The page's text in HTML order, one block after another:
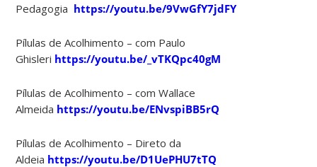
Pedagogia https://youtu.be/9VwGfY7jdFY
Pílulas de Acolhimento – com Paulo
Ghisleri https://youtu.be/_vTKQpc40gM
Pílulas de Acolhimento – com Wallace
Almeida https://youtu.be/ENvspiBB5rQ
Pílulas de Acolhimento – Direto da
Aldeia https://youtu.be/D1UePHU7tTQ